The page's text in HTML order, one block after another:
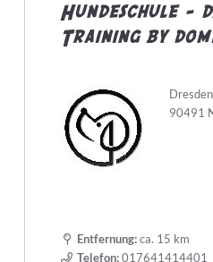
Hundeschule -
Training by
90491
Entfernung:ca. 15 km
Telefon:017641414401